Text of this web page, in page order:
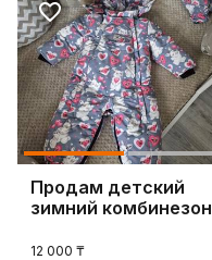
Продам детский
зимний комбинезон
12 000 ₸